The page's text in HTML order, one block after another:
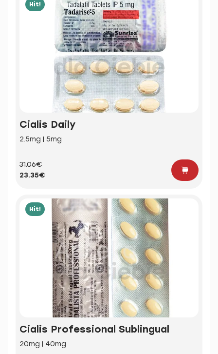
Hit!
Cialis Daily
2.5mg | 5mg
31.06€
23.35€
Hit!
Cialis Professional Sublingual
20mg | 40mg